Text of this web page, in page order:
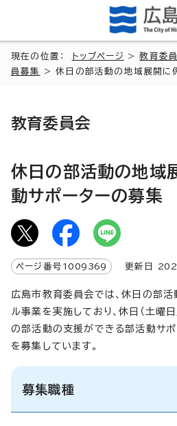
現在の位置： トップページ >教育委
員募集
> 休日の部活動の地域展開に
教育委員会
休日の部活動の地域
動サポーターの募集
ページ番号 1009369 更新日
広島市教育委員会では、休日の部
ル事業を実施しており、休日（土曜
の部活動の支援ができる部活動サポ
を募集しています。
募集職種